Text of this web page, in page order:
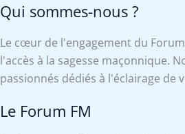
Qui sommes-nous ?
Le cœur de l'engagement du
l'accès à la sagesse maçonnique.
passionnés dédiés à l'éclairage de
Le Forum FM